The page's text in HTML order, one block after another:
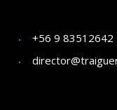
+56 9 83512642